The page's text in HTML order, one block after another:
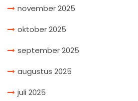
november 2025
oktober 2025
september 2025
augustus 2025
juli 2025